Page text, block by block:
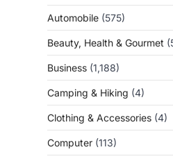
Automobile (575)
Beauty, Health & Gourmet
Business (1,188)
Camping & Hiking (4)
Clothing & Accessories (4)
Computer (113)